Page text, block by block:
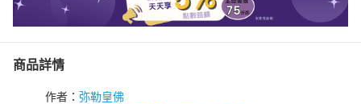
商品詳情
作者： 弥勒皇佛